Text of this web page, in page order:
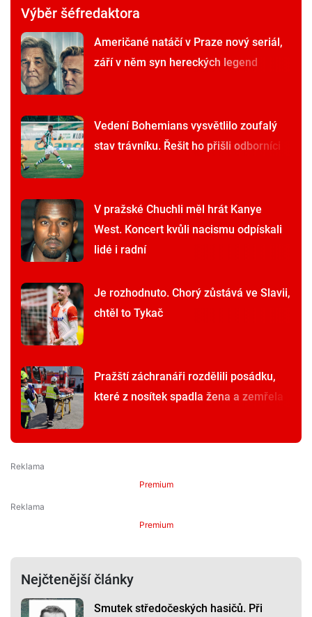
Výběr šéfredaktora
Američané natáčí v Praze nový seriál,
září v něm syn hereckých legend
Vedení Bohemians vysvětlilo zoufalý
stav trávníku. Řešit ho přišli odborníci
V pražské Chuchli měl hrát Kanye
West. Koncert kvůli nacismu odpískali
lidé i radní
Je rozhodnuto. Chorý zůstává ve Slavii,
chtěl to Tykač
Pražští záchranáři rozdělili posádku,
které z nosítek spadla žena a zemřela
Premium
Premium
Nejčtenější články
Smutek středočeských hasičů. Při